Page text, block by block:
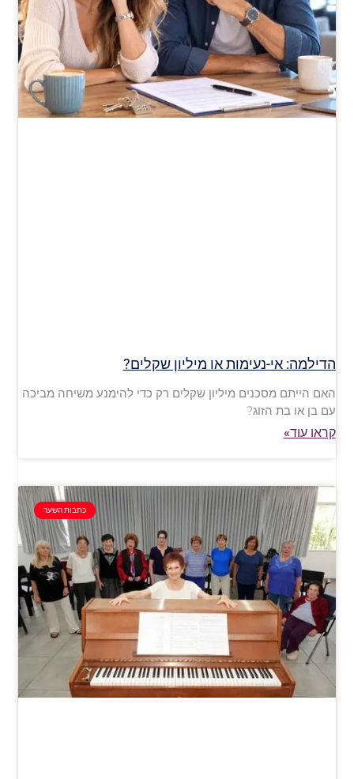
הדילמה: אי-נעימות או מיליון שקלים?
האם הייתם מסכנים מיליון שקלים רק כדי להימנע משיחה מביכה
עם בן או בת הזוג?
קראו עוד»
כתבות השער